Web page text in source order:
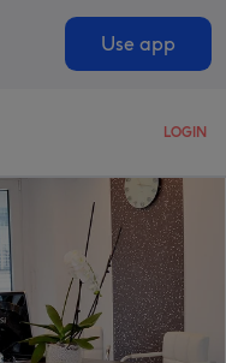
Use app
LOGIN